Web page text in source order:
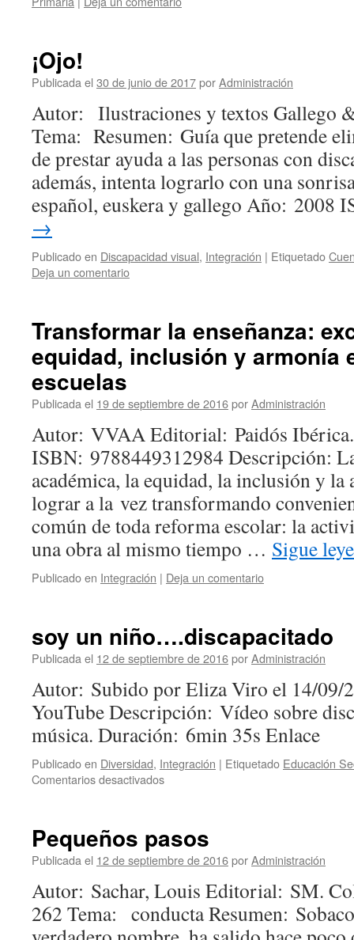
¡Ojo!
Publicada el 30 de junio de 2017porAdministración
Autor: Ilustraciones y textos Gallego
Tema: Resumen: Guía que pretende
de prestar ayuda a las personas con
además, intenta lograrlo con una
español, euskera y gallego Año:
→
Publicado en Discapacidad visual, Integración | Etiquetado
Deja un comentario
Transformar la enseñanza:
equidad, inclusión y armonía
escuelas
Publicada el 19 de septiembre de 2016porAdministración
Autor: VVAA Editorial: Paidós
ISBN: 9788449312984 Descripción:
académica, la equidad, la inclusión y la
lograr a la vez transformando
común de toda reforma escolar: la
una obra al mismo tiempo … Sigue
Publicado en Integración | Deja un comentario
soy un niño….discapacitado
Publicada el 12 de septiembre de 2016porAdministración
Autor: Subido por Eliza Viro el 14/09/
YouTube Descripción: Vídeo sobre
música. Duración: 6min 35s Enlace
Publicado en Diversidad, Integración | Etiquetado Educación
Comentarios desactivadosen
Pequeños pasos
Publicada el 12 de septiembre de 2016porAdministración
Autor: Sachar, Louis Editorial: SM.
262 Tema: conducta Resumen: